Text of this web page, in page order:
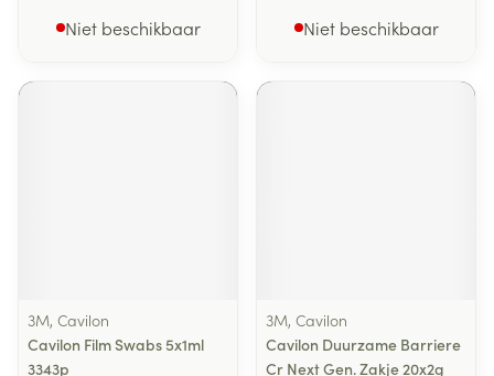
Niet beschikbaar Niet beschikbaar
3M, Cavilon
Cavilon Film Swabs 5x1ml
3343p
3M, Cavilon
Cavilon Duurzame Barriere
Cr Next Gen. Zakje 20x2g